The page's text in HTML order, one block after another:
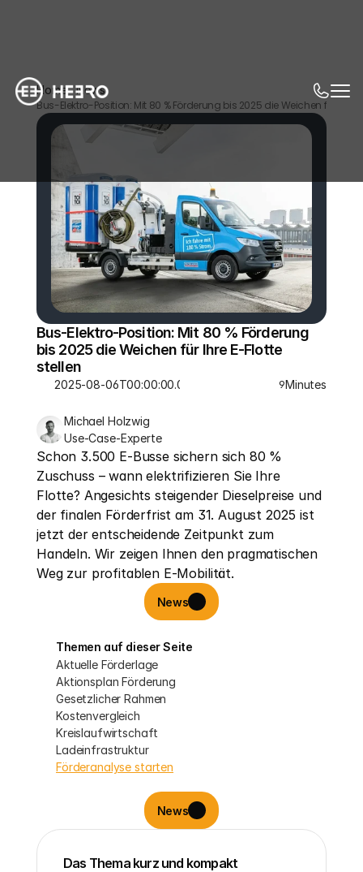
Home News
Bus-Elektro-Position: Mit 80 % Förderung bis 2025 die Weichen für Ihre
Bus-Elektro-Position: Mit 80 % Förderung
bis 2025 die Weichen für Ihre E-Flotte
stellen
2025-08-06T00:00:00.000Z 9Minutes
Michael Holzwig
Use-Case-Experte
Schon 3.500 E-Busse sichern sich 80 %
Zuschuss – wann elektrifizieren Sie Ihre
Flotte? Angesichts steigender Dieselpreise und
der finalen Förderfrist am 31. August 2025 ist
jetzt der entscheidende Zeitpunkt zum
Handeln. Wir zeigen Ihnen den pragmatischen
Weg zur profitablen E-Mobilität.
News
Themen auf dieser Seite
Aktuelle Förderlage
Aktionsplan Förderung
Gesetzlicher Rahmen
Kostenvergleich
Kreislaufwirtschaft
Ladeinfrastruktur
Förderanalyse starten
News
Das Thema kurz und kompakt